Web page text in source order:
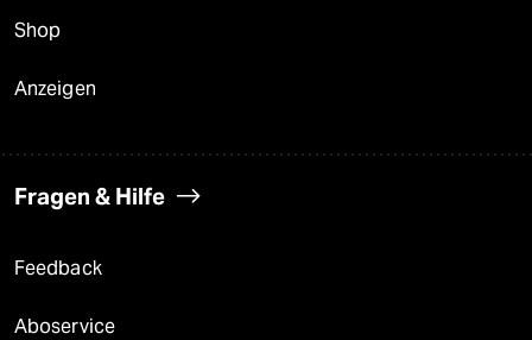
Shop
Anzeigen
Fragen & Hilfe
Feedback
Aboservice